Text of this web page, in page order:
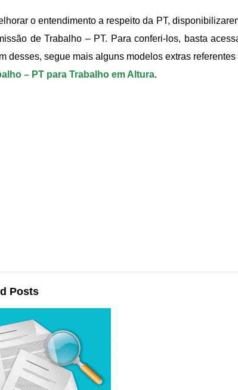
o entendimento a respeito da PT,
de Trabalho – PT. Para conferi-los, basta
desses, segue mais alguns modelos extras
– PT para Trabalho em Altura.
Posts